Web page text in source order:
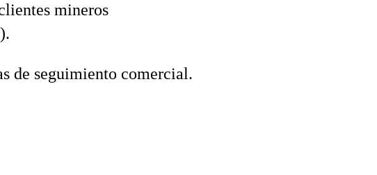
mineros
de seguimiento comercial.